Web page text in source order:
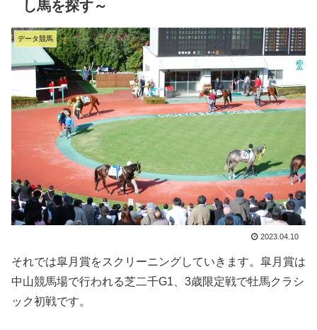
し馬を探す～
データ競馬
2023.04.10
それでは皐月賞をスクリーニングしていきます。皐月賞は
中山競馬場で行われる芝二千G1、3歳限定戦で牡馬クラシ
ック初戦です。